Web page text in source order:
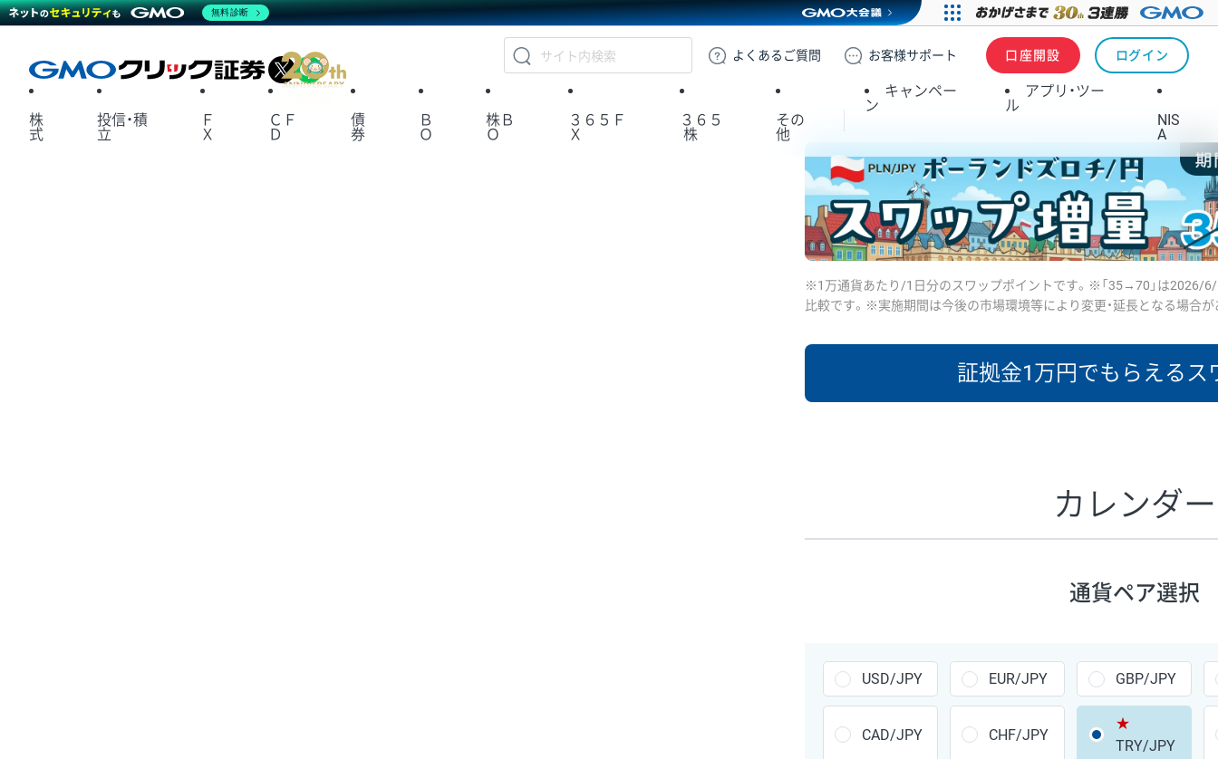
GMOクリック証券
よくある ご質問 お客様サポート 口座開設 ログイン
X
株
式
投信・積
立
Ｆ
Ｘ
ＣＦ
Ｄ
債
券
Ｂ
Ｏ
株Ｂ
Ｏ
３６５Ｆ
Ｘ
３６５
株
その
他
キャンペー
ン
アプリ・ツー
ル
NIS
A
※1万通貨あたり/1日分のスワップポイントです。※「35→70」は2026/6/
比較です。※実施期間は今後の市場環境等により変更・延長となる場合が
証拠金1万円でもらえるス
あたりの
ポイント
GBP/JPY 170円
AUD/JPY 106円
カレンダー
通貨ペア選択
USD/JPY EUR/JPY GBP/JPY
CAD/JPY CHF/JPY
★
TRY/JPY
無料診断